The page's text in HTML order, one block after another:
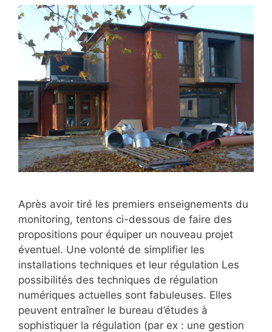
Après avoir tiré les premiers enseignements du
monitoring, tentons ci-dessous de faire des
propositions pour équiper un nouveau projet
éventuel. Une volonté de simplifier les
installations techniques et leur régulation Les
possibilités des techniques de régulation
numériques actuelles sont fabuleuses. Elles
peuvent entraîner le bureau d’études à
sophistiquer la régulation (par ex : une gestion